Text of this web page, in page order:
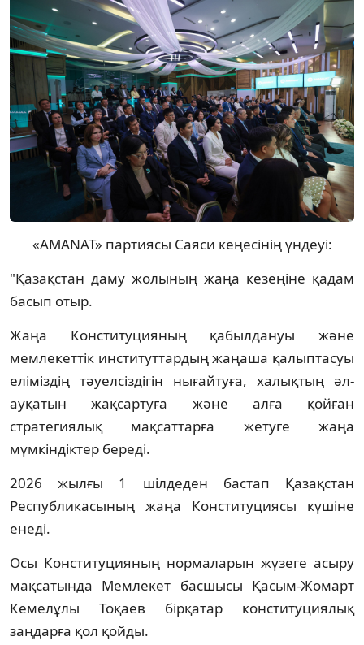
«AMANAT» партиясы Саяси кеңесінің үндеуі:
"Қазақстан даму жолының жаңа кезеңіне қадам
басып отыр.
Жаңа Конституцияның қабылдануы және
мемлекеттік институттардың жаңаша қалыптасуы
еліміздің тәуелсіздігін нығайтуға, халықтың әл-
ауқатын жақсартуға және алға қойған
стратегиялық мақсаттарға жетуге жаңа
мүмкіндіктер береді.
2026 жылғы 1 шілдеден бастап Қазақстан
Республикасының жаңа Конституциясы күшіне
енеді.
Осы Конституцияның нормаларын жүзеге асыру
мақсатында Мемлекет басшысы Қасым-Жомарт
Кемелұлы Тоқаев бірқатар конституциялық
заңдарға қол қойды.